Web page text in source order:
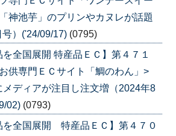
神池芋」のプリンやカヌレが話題
号）('24/09/17) (0795)
を全国展開 特産品ＥＣ】第４７１
供専門ＥＣサイト「鯛のわん」>
ディアが注目し注文増（2024年8
02) (0793)
を全国展開 特産品ＥＣ】第４７０